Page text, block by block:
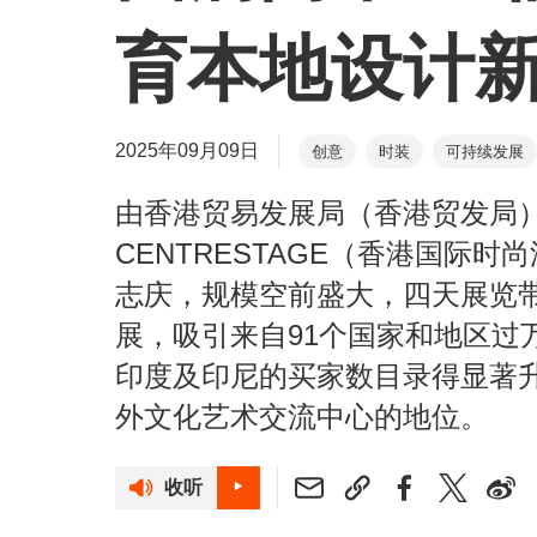
育本地设计
2025年09月09日 创意 时装 可持续发展
由香港贸易发展局（香港贸发局
CENTRESTAGE（香港国际时
志庆，规模空前盛大，四天展览
展，吸引来自91个国家和地区
印度及印尼的买家数目录得显著
外文化艺术交流中心的地位。
收听